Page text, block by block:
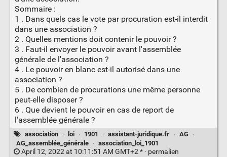
Sommaire :
1 . Dans quels cas le vote par procuration est-il interdit
dans une association ?
2 . Quelles mentions doit contenir le pouvoir ?
3 . Faut-il envoyer le pouvoir avant l'assemblée
générale de l'association ?
4 . Le pouvoir en blanc est-il autorisé dans une
association ?
5 . De combien de procurations une même personne
peut-elle disposer ?
6 . Que devient le pouvoir en cas de report de
l'assemblée générale ?
association · loi · 1901 · assistant-juridique.fr · AG
·
AG_assemblée_générale
· association_loi_1901
April 12, 2022 at 10:11:51 AM GMT+2 * · permalien